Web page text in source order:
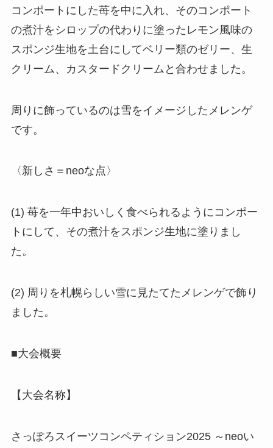
コンポートにした苺を中に入れ、そのコンポート
の煮汁をシロップの代わりに塗ったレモン風味の
スポンジ生地を土台にしてベリー類のゼリー、生
クリーム、カスタードクリームと合わせました。
周りに飾っているのは雪をイメージしたメレンゲ
です。
〈新しさ＝neoな点〉
(1) 苺を一年中おいしく食べられるようにコンポー
トにして、その煮汁をスポンジ生地に塗りまし
た。
(2) 周りを札幌らしい雪に見たてたメレンゲで飾り
ました。
■大会概要
【大会名称】
さっぽろスイーツコンペティション2025 ～neoい